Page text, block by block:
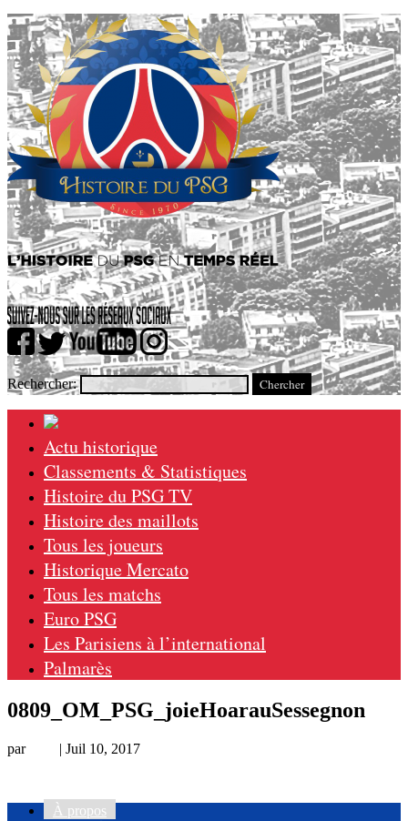
Rechercher:
Actu historique
Classements & Statistiques
Histoire du PSG TV
Histoire des maillots
Tous les joueurs
Historique Mercato
Tous les matchs
Euro PSG
Les Parisiens à l’international
Palmarès
0809_OM_PSG_joieHoarauSessegnon
par | Juil 10, 2017
À propos